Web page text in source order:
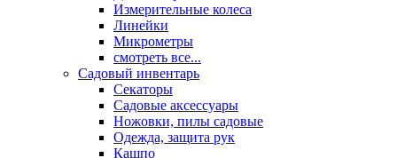
Измерительные колеса
Линейки
Микрометры
смотреть все...
Садовый инвентарь
Секаторы
Садовые аксессуары
Ножовки, пилы садовые
Одежда, защита рук
Кашпо